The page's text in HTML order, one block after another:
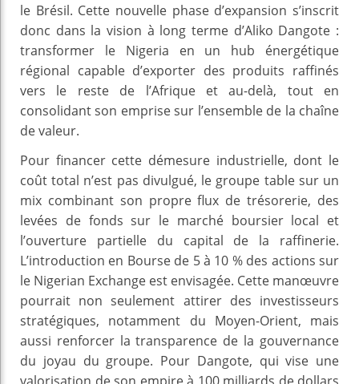
le Brésil. Cette nouvelle phase d’expansion s’inscrit
donc dans la vision à long terme d’Aliko Dangote :
transformer le Nigeria en un hub énergétique
régional capable d’exporter des produits raffinés
vers le reste de l’Afrique et au-delà, tout en
consolidant son emprise sur l’ensemble de la chaîne
de valeur.
Pour financer cette démesure industrielle, dont le
coût total n’est pas divulgué, le groupe table sur un
mix combinant son propre flux de trésorerie, des
levées de fonds sur le marché boursier local et
l’ouverture partielle du capital de la raffinerie.
L’introduction en Bourse de 5 à 10 % des actions sur
le Nigerian Exchange est envisagée. Cette manœuvre
pourrait non seulement attirer des investisseurs
stratégiques, notamment du Moyen-Orient, mais
aussi renforcer la transparence de la gouvernance
du joyau du groupe. Pour Dangote, qui vise une